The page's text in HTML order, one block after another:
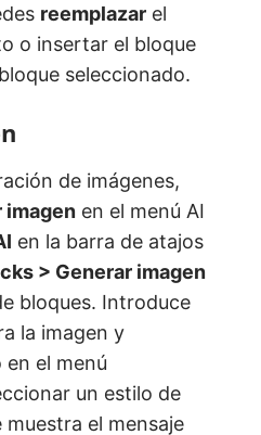
reemplazar el
o insertar el bloque
seleccionado.
de imágenes,
imagen en el menú AI
en la barra de atajos
> Generar imagen
bloques. Introduce
la imagen y
en el menú
un estilo de
el mensaje